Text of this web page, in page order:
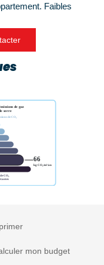
Faibles
mon budget